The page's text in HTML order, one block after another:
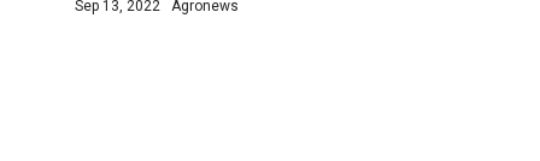
Sep 13, 2022 Agronews